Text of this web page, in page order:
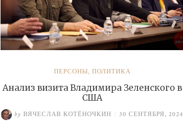
ПЕРСОНЫ, ПОЛИТИКА
Анализ визита Владимира Зеленского в
США
by ВЯЧЕСЛАВ КОТЁНОЧКИН / 30 СЕНТЯБРЯ, 2024